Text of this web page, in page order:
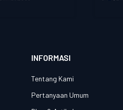
INFORMASI
Tentang Kami
Pertanyaan Umum